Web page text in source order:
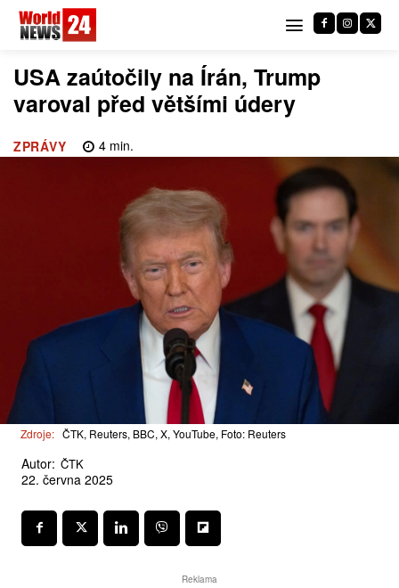
USA zaútočily na Írán, Trump
varoval před většími údery
ZPRÁVY 4 min.
Zdroje: ČTK, Reuters, BBC, X, YouTube, Foto: Reuters
Autor: ČTK
22. června 2025
Reklama